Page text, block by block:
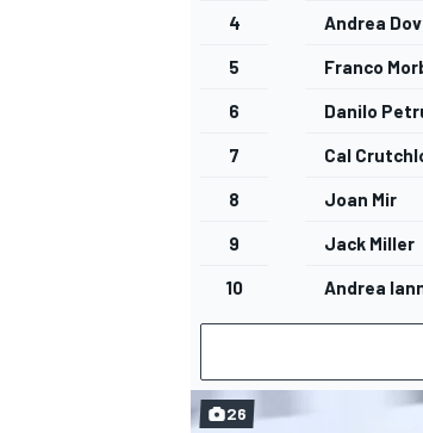
4 Andrea
5 Franco
6 Danilo
7 Cal
8 Joan Mir
9 Jack Miller
10 Andrea
26